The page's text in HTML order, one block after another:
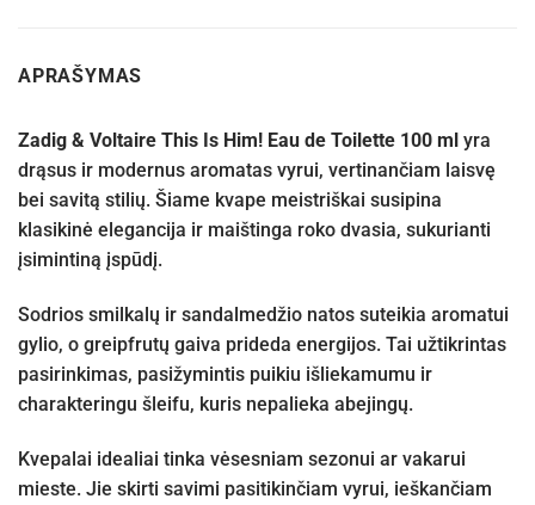
APRAŠYMAS
Zadig & Voltaire This Is Him! Eau de Toilette 100 ml yra
drąsus ir modernus aromatas vyrui, vertinančiam laisvę
bei savitą stilių. Šiame kvape meistriškai susipina
klasikinė elegancija ir maištinga roko dvasia, sukurianti
įsimintiną įspūdį.
Sodrios smilkalų ir sandalmedžio natos suteikia aromatui
gylio, o greipfrutų gaiva prideda energijos. Tai užtikrintas
pasirinkimas, pasižymintis puikiu išliekamumu ir
charakteringu šleifu, kuris nepalieka abejingų.
Kvepalai idealiai tinka vėsesniam sezonui ar vakarui
mieste. Jie skirti savimi pasitikinčiam vyrui, ieškančiam